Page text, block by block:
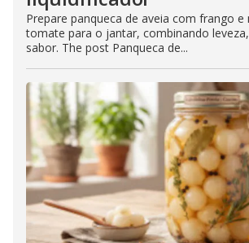
Prepare panqueca de aveia com frango e
tomate para o jantar, combinando
sabor. The post Panqueca de...